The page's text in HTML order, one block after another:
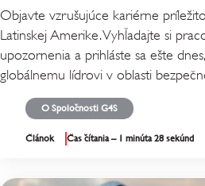
Objavte vzrušujúce kariérne
Latinskej Amerike. Vyhľadajte si
upozornenia a prihláste sa ešte
globálnemu lídrovi v oblasti
O Spoločnosti G4S
Článok Čas čítania – 1 minúta 28 sekúnd